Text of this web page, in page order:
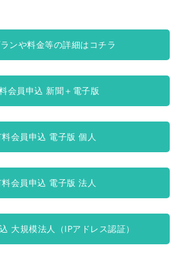
ンや料金等の詳細はコチラ
会員申込 新聞＋電子版
料会員申込 電子版 個人
料会員申込 電子版 法人
大規模法人（IPアドレス認証）